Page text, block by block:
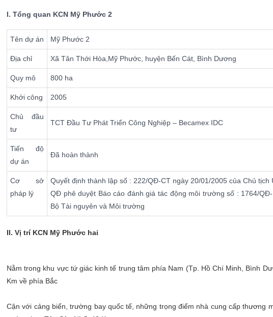
I. Tổng quan KCN Mỹ Phước 2
Tên dự án Mỹ Phước 2
Địa chỉ Xã Tân Thới Hòa,Mỹ Phước, huyện Bến Cát, Bình Dương
Quy mô 800 ha
Khởi công 2005
Chủ đầu
tư
TCT Đầu Tư Phát Triển Công Nghiệp – Becamex IDC
Tiến độ
dự án
Đã hoàn thành
Cơ sở
pháp lý
Quyết định thành lập số : 222/QĐ-CT ngày 20/01/2005 của Chủ tịch
QĐ phê duyệt Báo cáo đánh giá tác động môi trường số : 1764/
Bộ Tài nguyên và Môi trường
II. Vị trí KCN Mỹ Phước hai
Nằm trong khu vực tứ giác kinh tế trung tâm phía Nam (Tp. Hồ Chí Minh, Bình
Km về phía Bắc
Cận với cảng biển, trường bay quốc tế, những trọng điểm nhà cung cấp thương